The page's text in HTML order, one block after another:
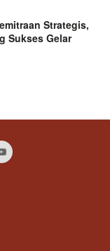
Strategis,
Sukses Gelar